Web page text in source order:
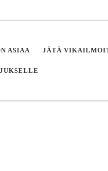
ASIAA JÄTÄ